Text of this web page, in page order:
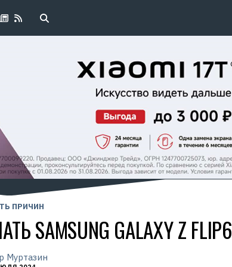
ПРИЧИН
SAMSUNG GALAXY Z FLIP6
Муртазин